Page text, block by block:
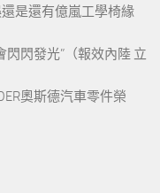
是還有億嵐工學椅緣
閃發光”（報效內陸 立
奧斯德汽車零件榮